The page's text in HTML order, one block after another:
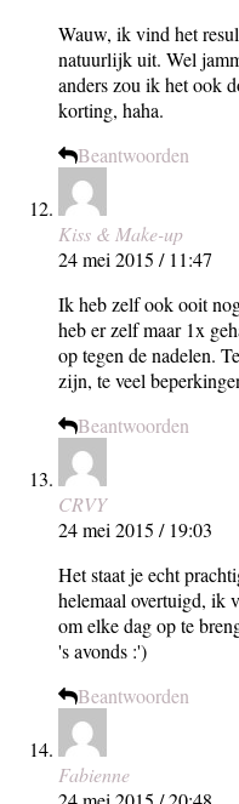
Wauw, ik vind het
natuurlijk uit. Wel
anders zou ik het ook
korting, haha.
Beantwoorden
Kiss & Make-up
24 mei 2015 / 11:47
Ik heb zelf ook ooit
heb er zelf maar 1x
op tegen de nadelen.
zijn, te veel
Beantwoorden
CRVY
24 mei 2015 / 19:03
Het staat je echt
helemaal overtuigd, ik
om elke dag op te
's avonds :')
Beantwoorden
Fabienne